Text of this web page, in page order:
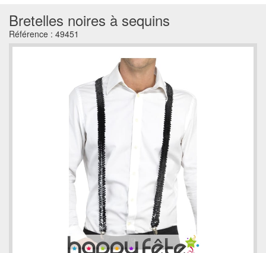
Bretelles noires à sequins
Référence : 49451